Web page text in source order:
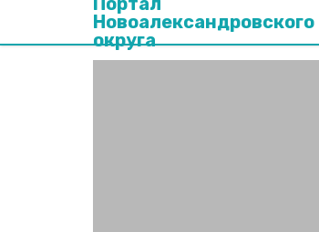
Новоалександровского
округа